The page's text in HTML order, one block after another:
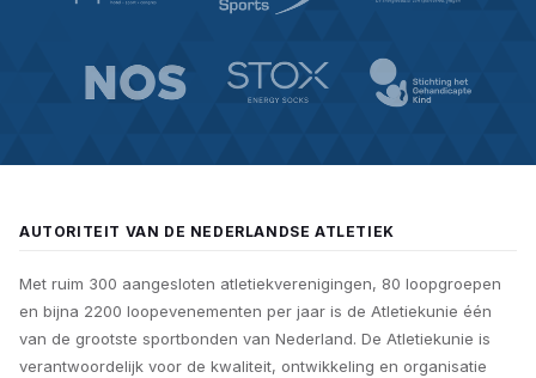
AUTORITEIT VAN DE NEDERLANDSE ATLETIEK
Met ruim 300 aangesloten atletiekverenigingen, 80 loopgroepen
en bijna 2200 loopevenementen per jaar is de Atletiekunie één
van de grootste sportbonden van Nederland. De Atletiekunie is
verantwoordelijk voor de kwaliteit, ontwikkeling en organisatie